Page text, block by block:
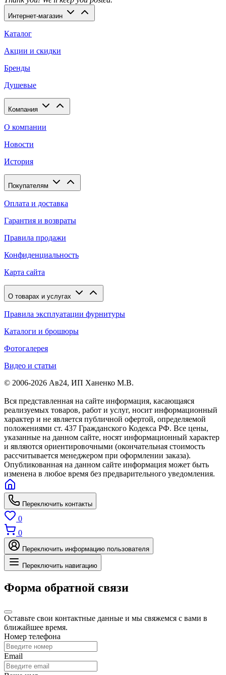
Интернет-магазин
Каталог
Акции и скидки
Бренды
Душевые
Компания
О компании
Новости
История
Покупателям
Оплата и доставка
Гарантия и возвраты
Правила продажи
Конфиденциальность
Карта сайта
О товарах и услугах
Правила эксплуатации фурнитуры
Каталоги и брошюры
Фотогалерея
Видео и статьи
© 2006-2026 Ав24, ИП Ханенко М.В.
Вся представленная на сайте информация, касающаяся
реализуемых товаров, работ и услуг, носит информационный
характер и не является публичной офертой, определяемой
положениями ст. 437 Гражданского Кодекса РФ. Все цены,
указанные на данном сайте, носят информационный характер
и являются ориентировочными (окончательная стоимость
рассчитывается менеджером при оформлении заказа).
Опубликованная на данном сайте информация может быть
изменена в любое время без предварительного уведомления.
Переключить контакты
0
0
Переключить информацию пользователя
Переключить навигацию
Форма обратной связи
Оставьте свои контактные данные и мы свяжемся с вами в
ближайшее время.
Номер телефона
Email